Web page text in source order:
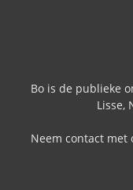
Bo is de publieke
Lisse,
Neem contact met